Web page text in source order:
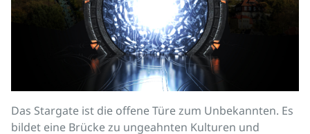
Das Stargate ist die offene Türe zum Unbekannten. Es
bildet eine Brücke zu ungeahnten Kulturen und